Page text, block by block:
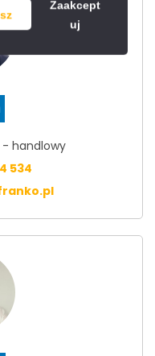
Zaakcept
uj
handlowy
534